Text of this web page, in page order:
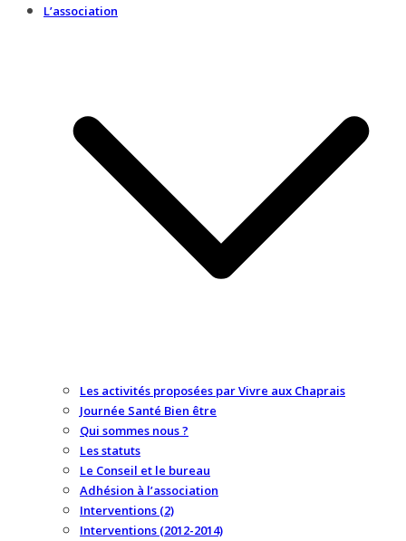
L’association
Les activités proposées par Vivre aux Chaprais
Journée Santé Bien être
Qui sommes nous ?
Les statuts
Le Conseil et le bureau
Adhésion à l’association
Interventions (2)
Interventions (2012-2014)